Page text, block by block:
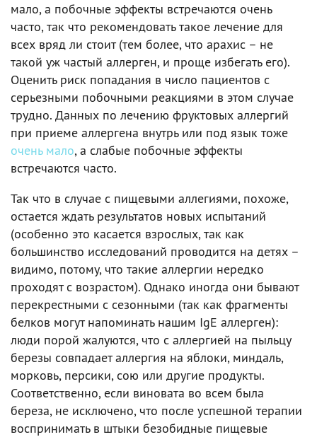
мало, а побочные эффекты встречаются очень
часто, так что рекомендовать такое лечение для
всех вряд ли стоит (тем более, что арахис – не
такой уж частый аллерген, и проще избегать его).
Оценить риск попадания в число пациентов с
серьезными побочными реакциями в этом случае
трудно. Данных по лечению фруктовых аллергий
при приеме аллергена внутрь или под язык тоже
очень мало, а слабые побочные эффекты
встречаются часто.
Так что в случае с пищевыми аллегиями, похоже,
остается ждать результатов новых испытаний
(особенно это касается взрослых, так как
большинство исследований проводится на детях –
видимо, потому, что такие аллергии нередко
проходят с возрастом). Однако иногда они бывают
перекрестными с сезонными (так как фрагменты
белков могут напоминать нашим IgE аллерген):
люди порой жалуются, что с аллергией на пыльцу
березы совпадает аллергия на яблоки, миндаль,
морковь, персики, сою или другие продукты.
Соответственно, если виновата во всем была
береза, не исключено, что после успешной терапии
воспринимать в штыки безобидные пищевые